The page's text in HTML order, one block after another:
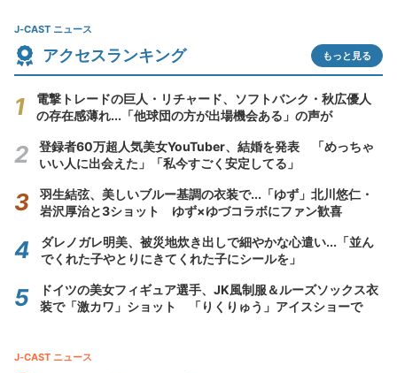
J-CAST ニュース
アクセスランキング もっと見る
電撃トレードの巨人・リチャード、ソフトバンク・秋広優人
の存在感薄れ...「他球団の方が出場機会ある」の声が
登録者60万超人気美女YouTuber、結婚を発表 「めっちゃ
いい人に出会えた」「私今すごく安定してる」
羽生結弦、美しいブルー基調の衣装で...「ゆず」北川悠仁・
岩沢厚治と3ショット ゆず×ゆづコラボにファン歓喜
ダレノガレ明美、被災地炊き出しで細やかな心遣い...「並ん
でくれた子やとりにきてくれた子にシールを」
ドイツの美女フィギュア選手、JK風制服＆ルーズソックス衣
装で「激カワ」ショット 「りくりゅう」アイスショーで
J-CAST ニュース